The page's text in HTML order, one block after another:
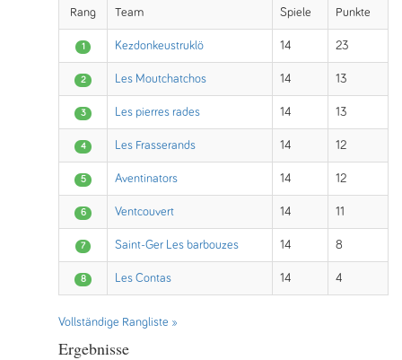
Rang Team Spiele Punkte
1 Kezdonkeustruklö 14 23
2 Les Moutchatchos 14 13
3 Les pierres rades 14 13
4 Les Frasserands 14 12
5 Aventinators 14 12
6 Ventcouvert 14 11
7 Saint-Ger Les barbouzes 14 8
8 Les Contas 14 4
Vollständige Rangliste »
Ergebnisse